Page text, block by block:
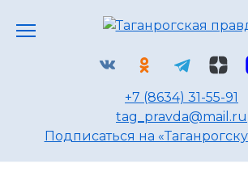
+7 (8634) 31-55-91
tag_pravda@mail.ru
Подписаться на